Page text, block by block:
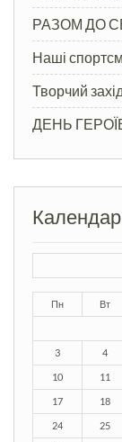
РАЗОМ ДО
Наші
Творчий
ДЕНЬ
Календар
Пн Вт
3 4
10 11
17 18
24 25